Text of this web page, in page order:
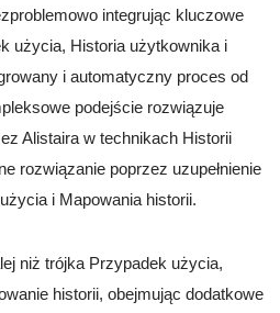
integrując kluczowe
użycia, Historia użytkownika i
i automatyczny proces od
podejście rozwiązuje
Alistaira w technikach Historii
rozwiązanie poprzez uzupełnienie
i Mapowania historii.
niż trójka Przypadek użycia,
historii, obejmując dodatkowe